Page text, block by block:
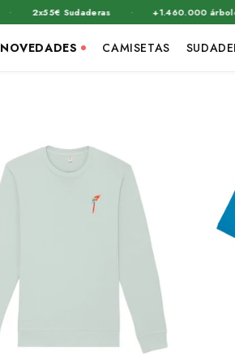
2x55€ Sudaderas · +1.460.000 árboles
NOVEDADES CAMISETAS